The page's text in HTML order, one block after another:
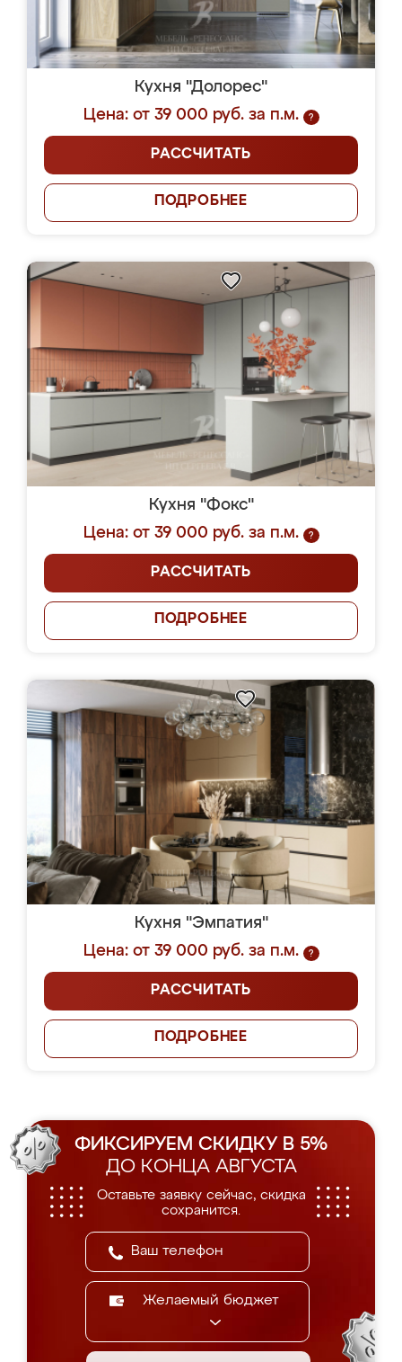
Кухня "Долорес"
Цена: от 39 000 руб. за п.м.
?
РАССЧИТАТЬ
ПОДРОБНЕЕ
Кухня "Фокс"
Цена: от 39 000 руб. за п.м.
?
РАССЧИТАТЬ
ПОДРОБНЕЕ
Кухня "Эмпатия"
Цена: от 39 000 руб. за п.м.
?
РАССЧИТАТЬ
ПОДРОБНЕЕ
ФИКСИРУЕМ СКИДКУ В 5%
ДО КОНЦА АВГУСТА
Оставьте заявку сейчас, скидка
сохранится.
Желаемый бюджет